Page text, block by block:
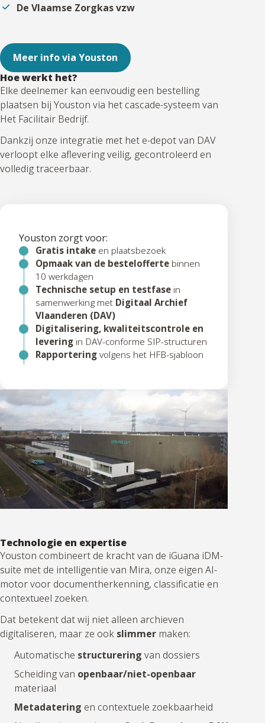
De Vlaamse Zorgkas vzw
Meer info via Youston
Hoe werkt het?
Elke deelnemer kan eenvoudig een bestelling
plaatsen bij Youston via het cascade-systeem van
Het Facilitair Bedrijf.
Dankzij onze integratie met het e-depot van DAV
verloopt elke aflevering veilig, gecontroleerd en
volledig traceerbaar.
Youston zorgt voor:
Gratis intake en plaatsbezoek
Opmaak van de bestelofferte binnen
10 werkdagen
Technische setup en testfase in
samenwerking met Digitaal Archief
Vlaanderen (DAV)
Digitalisering, kwaliteitscontrole en
levering in DAV-conforme SIP-structuren
Rapportering volgens het HFB-sjabloon
Technologie en expertise
Youston combineert de kracht van de iGuana iDM-
suite met de intelligentie van Mira, onze eigen AI-
motor voor documentherkenning, classificatie en
contextueel zoeken.
Dat betekent dat wij niet alleen archieven
digitaliseren, maar ze ook slimmer maken:
Automatische structurering van dossiers
Scheiding van openbaar/niet-openbaar
materiaal
Metadatering en contextuele zoekbaarheid